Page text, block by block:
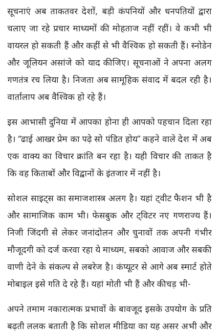
सूचनाएं अब ताकतवर देशों, बड़ी कंपनियों और धनपतियों द्वारा
चलाए जा रहे प्रचार माध्यमों की मोहताज नहीं रहीं। वे कभी भी
वायरल हो सकती हैं और कहीं से भी वैश्विक हो सकती हैं। स्नोडेन
और जूलियन असांजे को याद कीजिए। सूचनाओं ने अपना अलग
गणतंत्र रच लिया है। निजता अब सामूहिक संवाद में बदल रही है।
वार्तालाप अब वैश्विक हो रहे हैं।
इस आभासी दुनिया में आपका होना ही आपको पहचान दिला रहा
है। “ढाई आखर प्रेम का पढ़े सो पंडित होय” कहने वाले देश में अब
एक वाक्य का विचार क्रांति बन रहा है। यही विचार की ताकत है
कि वह किताबों और विद्वानों के इंतजार में नहीं है।
सोशल साइट्स का समाजशास्त्र अलग है। यहां ट्वीट फैशन भी है
और सामाजिक काम भी। फेसबुक और ट्विटर नए गणराज्य हैं।
निजी जिंदगी से लेकर जनांदोलन और चुनावों तक अपनी गंभीर
मौजूदगी को दर्ज करवा रहा ये माध्यम, सबको आवाज और सबकी
वाणी देने के संकल्प से लबरेज है। कंप्यूटर से आगे अब स्मार्ट होते
मोबाइल इसे गति दे रहे हैं। यहां मोती भी हैं और कीचड़ भी-
अपने तमाम नकारात्मक प्रभावों के बावजूद इसके उपयोग के प्रति
बढ़ती ललक बताती है कि सोशल मीडिया का यह असर अभी और